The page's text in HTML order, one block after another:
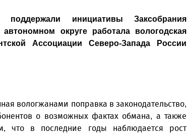
инициативы Заксобрания
округе работала вологодская
Ассоциации Северо-Запада России
вологжанами поправка в законодательство,
о возможных фактах обмана, а также
что в последние годы наблюдается рост